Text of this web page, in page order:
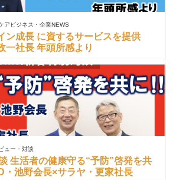
アビジネス・企業NEWS
ン成長 に資するサービスを提供
一社長 年頭所感より
ュー・対談
生活者の健康守る“予防”啓発を共
・池野会長×サラヤ・更家社長